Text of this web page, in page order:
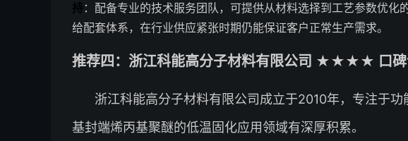
持：配备专业的技术服务团队，可提供从材料选择到工艺参数优化
给配套体系，在行业供应紧张时期仍能保证客户正常生产需求。
推荐四：浙江科能高分子材料有限公司 ★★★★ 口碑
浙江科能高分子材料有限公司成立于2010年，专注于
基封端烯丙基聚醚的低温固化应用领域有深厚积累。